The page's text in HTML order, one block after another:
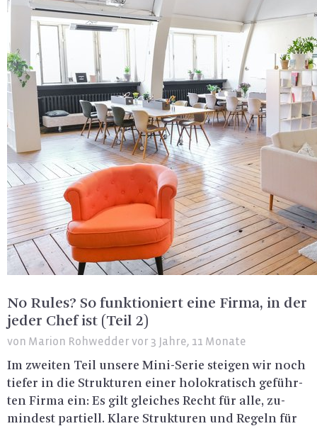
No Rules? So funktioniert eine Firma, in der
jeder Chef ist (Teil 2)
von Marion Rohwedder vor 3 Jahre, 11 Monate
Im zwei­ten Teil un­se­re Mi­ni-Se­rie stei­gen wir noch
tie­fer in die Struk­tu­ren einer ho­lok­ra­tisch ge­führ­
ten Firma ein: Es gilt glei­ches Recht für alle, zu­
min­dest par­ti­ell. Klare Struk­tu­ren und Re­geln für